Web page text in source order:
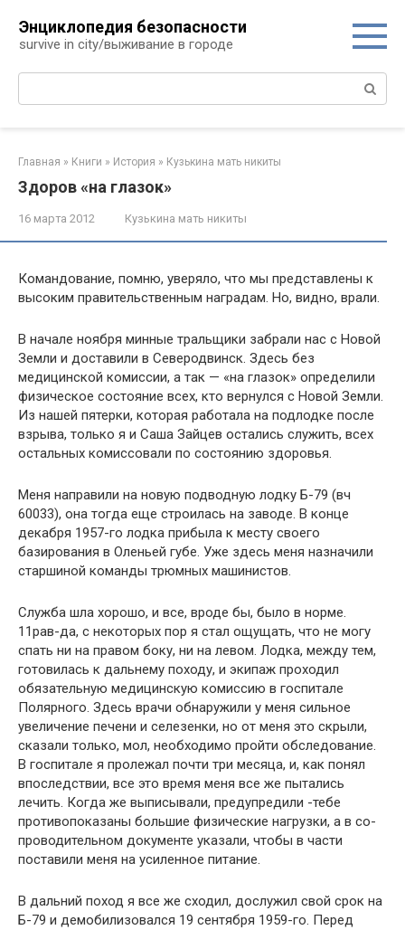
контенту
Энциклопедия безопасности
survive in city/выживание в городе
Поиск:
Главная » Книги » История » Кузькина мать никиты
Здоров «на глазок»
16 марта 2012 Кузькина мать никиты
Командование, помню, уверяло, что мы представлены к
высоким правительственным наградам. Но, видно, врали.
В начале ноября минные тральщики забрали нас с Новой
Земли и доставили в Северодвинск. Здесь без
медицинской комиссии, а так — «на глазок» определили
физическое состо­яние всех, кто вернулся с Новой Земли.
Из нашей пятерки, которая работала на подлодке после
взрыва, только я и Саша Зайцев остались служить, всех
остальных комиссовали по состоянию здоровья.
Меня направили на новую подводную лодку Б-79 (вч
60033), она тогда еще строилась на заводе. В конце
декабря 1957-го лодка прибыла к месту своего
базирования в Олень­ей губе. Уже здесь меня назначили
старшиной команды трюмных машинистов.
Служба шла хорошо, и все, вроде бы, было в норме.
11рав-да, с некоторых пор я стал ощущать, что не могу
спать ни на правом боку, ни на левом. Лодка, между тем,
готовилась к дальнему походу, и экипаж проходил
обязательную меди­цинскую комиссию в госпитале
Полярного. Здесь врачи об­наружили у меня сильное
увеличение печени и селезенки, но от меня это скрыли,
сказали только, мол, необходимо пройти обследование.
В госпитале я пролежал почти три ме­сяца, и, как понял
впоследствии, все это время меня все же пытались
лечить. Когда же выписывали, предупредили -тебе
противопоказаны большие физические нагрузки, а в со­
проводительном документе указали, чтобы в части
поставили меня на усиленное питание.
В дальний поход я все же сходил, дослужил свой срок на
Б-79 и демобилизовался 19 сентября 1959-го. Перед